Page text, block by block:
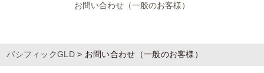
お問い合わせ（一般のお客様）
パシフィックGLD> お問い合わせ（一般のお客様）